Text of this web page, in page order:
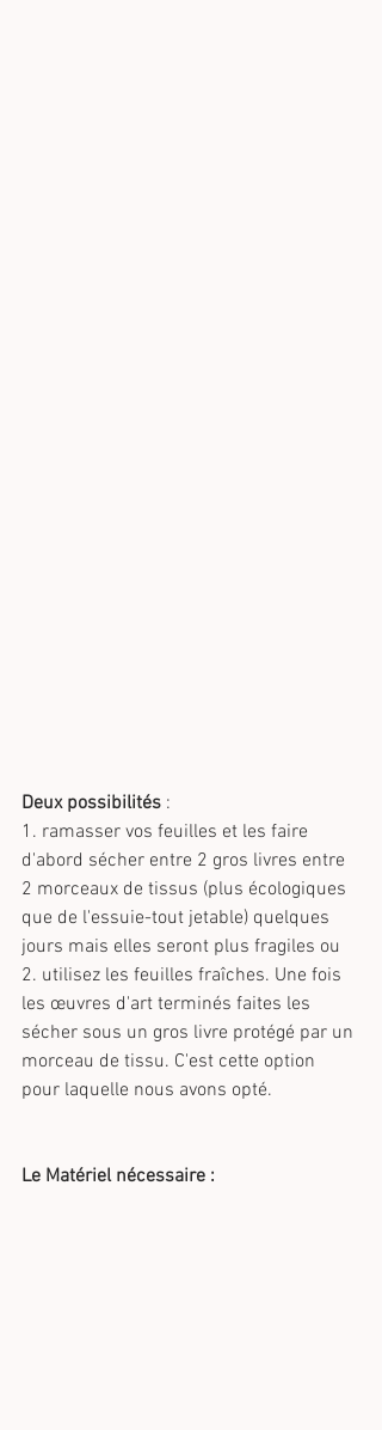
Deux possibilités :
1. ramasser vos feuilles et les faire
d'abord sécher entre 2 gros livres entre
2 morceaux de tissus (plus écologiques
que de l'essuie-tout jetable) quelques
jours mais elles seront plus fragiles ou
2. utilisez les feuilles fraîches. Une fois
les œuvres d'art terminés faites les
sécher sous un gros livre protégé par un
morceau de tissu. C'est cette option
pour laquelle nous avons opté.
Le Matériel nécessaire :